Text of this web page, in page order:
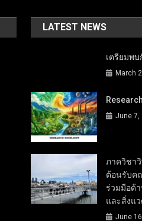
LATEST NEWS
เตรียมพ
March
June 7,
ภาควิชา
ต้อนรับค
ร่วมมือด้
และสิ่งแว
June